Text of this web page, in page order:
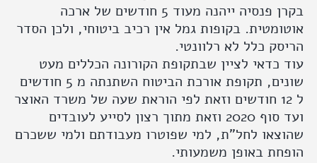
בקרן פנסיה ייהנה מעוד 5 חודשים של ארכה
אוטומטית. בקופות גמל אין רכיב ביטוחי, ולכן הסדר
הריסק כלל לא רלוונטי.
עוד כדאי לציין שבתקופת הקורונה הכללים מעט
שונים, תקופת אורכת הביטוח השתנתה מ 5 חודשים
ל 12 חודשים וזאת לפי הוראת שעה של משרד האוצר
ועד סוף 2020 וזאת מתוך רצון לסייע לעובדים
שהוצאו לחל"ת, למי שפוטרו מעבודתם ולמי ששכרם
הופחת באופן משמעותי.